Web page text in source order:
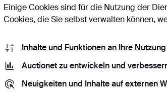
58 USD 76 USD
Einige Cookies sind für die Nutzung der
Cookies, die Sie selbst verwalten können,
Inhalte und Funktionen an Ihre
Auctionet zu entwickeln und
Neuigkeiten und Inhalte auf externen